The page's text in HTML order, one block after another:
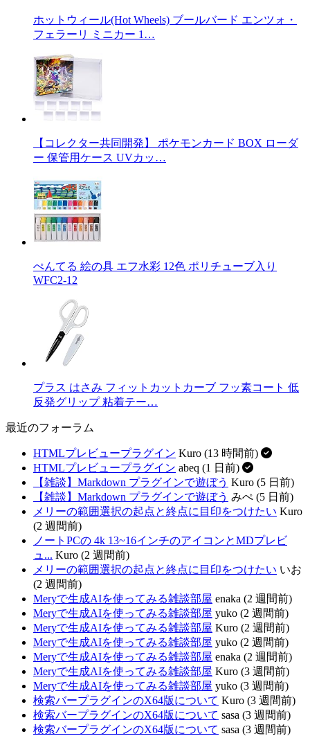
ホットウィール(Hot Wheels) ブールバード エンツォ・
フェラーリ ミニカー 1…
【コレクター共同開発】 ポケモンカード BOX ローダ
ー 保管用ケース UVカッ…
ぺんてる 絵の具 エフ水彩 12色 ポリチューブ入り
WFC2-12
プラス はさみ フィットカットカーブ フッ素コート 低
反発グリップ 粘着テー…
最近のフォーラム
HTMLプレビュープラグイン Kuro (13 時間前)
HTMLプレビュープラグイン abeq (1 日前)
【雑談】Markdown プラグインで遊ぼう Kuro (5 日前)
【雑談】Markdown プラグインで遊ぼう みぺ (5 日前)
メリーの範囲選択の起点と終点に目印をつけたい Kuro
(2 週間前)
ノートPCの 4k 13~16インチのアイコンとMDプレビ
ュ... Kuro (2 週間前)
メリーの範囲選択の起点と終点に目印をつけたい いお
(2 週間前)
Meryで生成AIを使ってみる雑談部屋 enaka (2 週間前)
Meryで生成AIを使ってみる雑談部屋 yuko (2 週間前)
Meryで生成AIを使ってみる雑談部屋 Kuro (2 週間前)
Meryで生成AIを使ってみる雑談部屋 yuko (2 週間前)
Meryで生成AIを使ってみる雑談部屋 enaka (2 週間前)
Meryで生成AIを使ってみる雑談部屋 Kuro (3 週間前)
Meryで生成AIを使ってみる雑談部屋 yuko (3 週間前)
検索バープラグインのX64版について Kuro (3 週間前)
検索バープラグインのX64版について sasa (3 週間前)
検索バープラグインのX64版について sasa (3 週間前)